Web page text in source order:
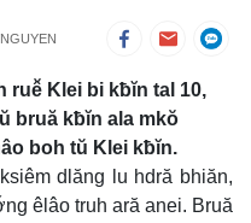
ruê̆ Klei bi kƀĭn tal 10,
bruă kƀĭn ala mkŏ
boh tŭ Klei kƀĭn.
dlăng lu hdră bhiăn,
êlâo truh ară anei. Bruă